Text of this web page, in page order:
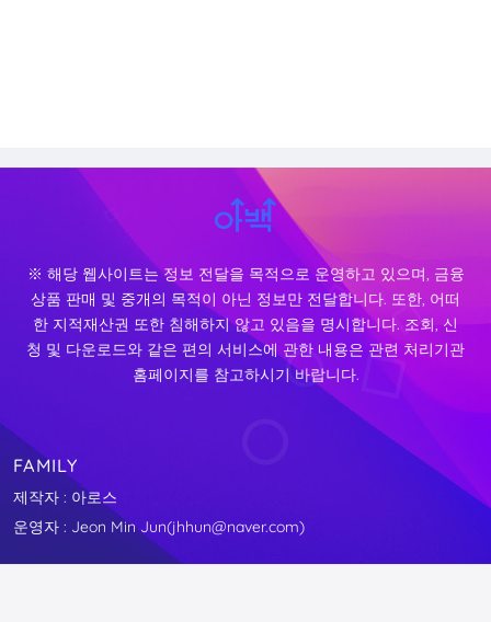
※ 해당 웹사이트는 정보 전달을 목적으로 운영하고 있으며, 금융
상품 판매 및 중개의 목적이 아닌 정보만 전달합니다. 또한, 어떠
한 지적재산권 또한 침해하지 않고 있음을 명시합니다. 조회, 신
청 및 다운로드와 같은 편의 서비스에 관한 내용은 관련 처리기관
홈페이지를 참고하시기 바랍니다.
FAMILY
제작자 : 아로스
운영자 : Jeon Min Jun(jhhun@naver.com)